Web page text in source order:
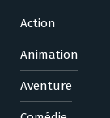
Action
Animation
Aventure